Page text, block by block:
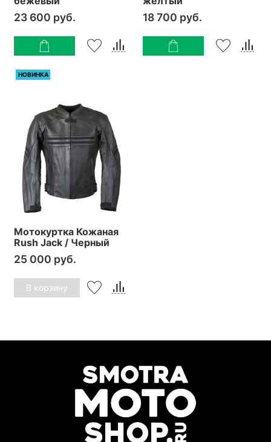
23 600 руб. 18 700 руб.
НОВИНКА
Мотокуртка Кожаная
Rush Jack / Черный
25 000 руб.
В корзину